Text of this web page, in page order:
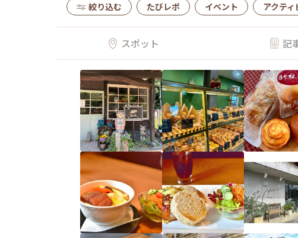
絞り込む たびレポ イベント アクテ
スポット 記